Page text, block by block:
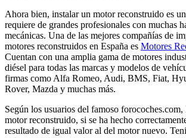
Ahora bien, instalar un motor reconstruido es
requiere de grandes profesionales con muchas
mecánicas. Una de las mejores compañías de
motores reconstruidos en España es Motores
Cuentan con una amplia gama de motores
diésel para todas las marcas y modelos de
firmas como Alfa Romeo, Audi, BMS, Fiat,
Rover, Mazda y muchas más.
Según los usuarios del famoso
motor reconstruido, si se ha hecho
resultado de igual valor al del motor nuevo.